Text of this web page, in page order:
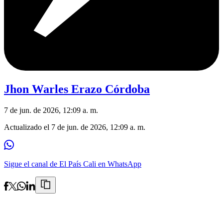
Jhon Warles Erazo Córdoba
7 de jun. de 2026, 12:09 a. m.
Actualizado el 7 de jun. de 2026, 12:09 a. m.
Sigue el canal de El País Cali en WhatsApp